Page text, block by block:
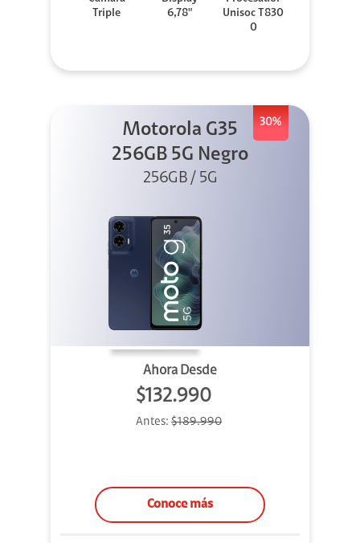
Triple
6,78"
Unisoc T830
0
30%
Motorola G35
256GB 5G Negro
256GB / 5G
Ahora Desde
$132.990
Antes: $189.990
Conoce más